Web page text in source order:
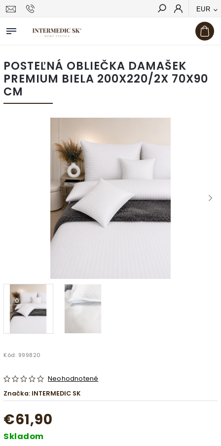
EUR
Hľadať
POSTEĽNÁ OBLIEČKA DAMAŠEK
PREMIUM BIELA 200X220/2X 70X90
CM
Kód: 999820
Neohodnotené
Značka: INTERMEDIC SK
€61,90
Skladom